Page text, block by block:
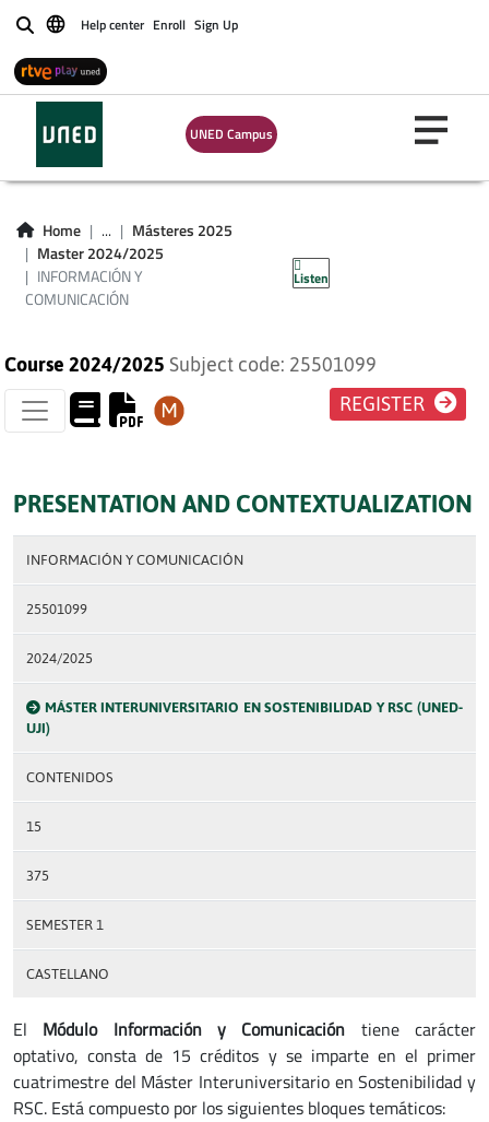
BuscarHelp center Enroll Sign Up
UNED Campus
Home ...
Másteres 2025
Master 2024/2025
INFORMACIÓN Y
COMUNICACIÓN
Listen
INFORMACIÓN Y
COMUNICACIÓN
Course 2024/2025 Subject code: 25501099
REGISTER
PRESENTATION AND CONTEXTUALIZATION
INFORMACIÓN Y COMUNICACIÓN
25501099
2024/2025
MÁSTER INTERUNIVERSITARIO EN SOSTENIBILIDAD Y RSC (UNED-
UJI)
CONTENIDOS
15
375
SEMESTER 1
CASTELLANO
El Módulo Información y Comunicación tiene carácter
optativo, consta de 15 créditos y se imparte en el primer
cuatrimestre del Máster Interuniversitario en Sostenibilidad y
RSC. Está compuesto por los siguientes bloques temáticos: